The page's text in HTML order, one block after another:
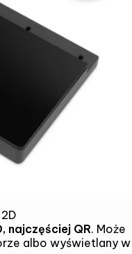
najczęściej QR. Może
albo wyświetlany w